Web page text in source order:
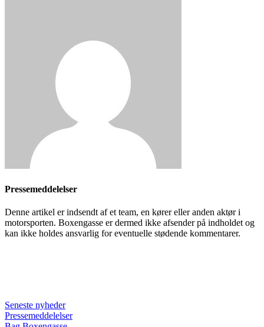
Pressemeddelelser
Denne artikel er indsendt af et team, en kører eller anden aktør i
motorsporten. Boxengasse er dermed ikke afsender på indholdet og
kan ikke holdes ansvarlig for eventuelle stødende kommentarer.
Seneste nyheder
Pressemeddelelser